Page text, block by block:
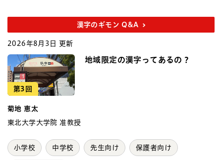
漢字のギモン Q&A
2026年8月3日 更新
第3回
地域限定の漢字ってあるの？
菊地 恵太
東北大学大学院 准教授
小学校 中学校 先生向け 保護者向け